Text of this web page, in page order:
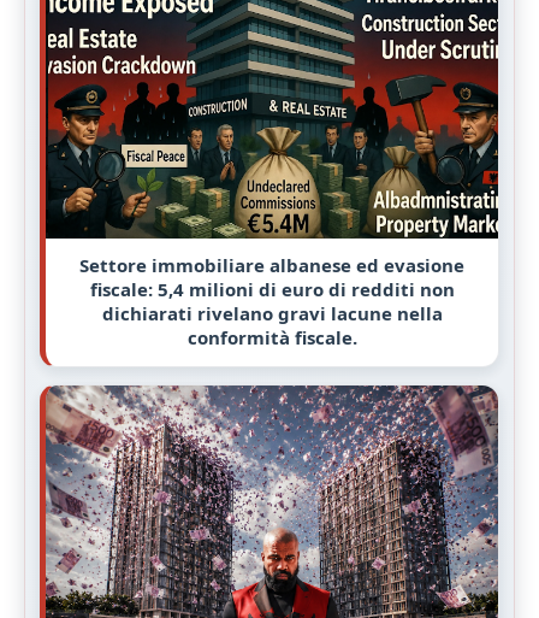
Settore immobiliare albanese ed evasione
fiscale: 5,4 milioni di euro di redditi non
dichiarati rivelano gravi lacune nella
conformità fiscale.